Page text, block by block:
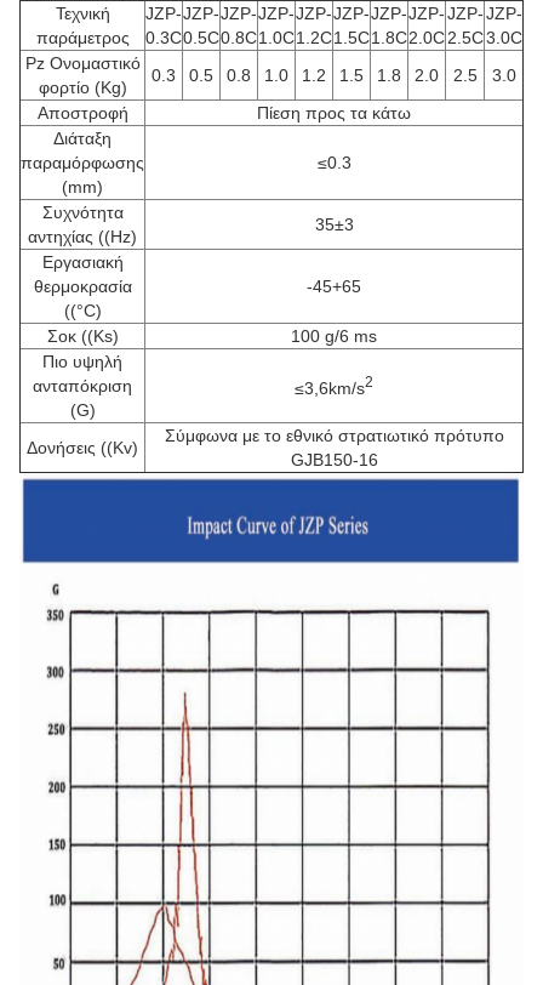
Τεχνική
παράμετρος
JZP-
0.3C
JZP-
0.5C
JZP-
0.8C
JZP-
1.0C
JZP-
1.2C
JZP-
1.5C
JZP-
1.8C
JZP-
2.0C
JZP-
2.5C
JZP-
3.0C
Pz Ονομαστικό
φορτίο (Kg)
0.3 0.5 0.8 1.0 1.2 1.5 1.8 2.0 2.5
3.0
Αποστροφή
Πίεση προς τα κάτω
Διάταξη
παραμόρφωσης
(mm)
≤0.3
Συχνότητα
αντηχίας ((Hz)
35±3
Εργασιακή
θερμοκρασία
((°C)
-45+65
Σοκ ((Ks)
100 g/6 ms
Πιο υψηλή
ανταπόκριση
(G)
≤3,6km/s2
Δονήσεις ((Kv)
Σύμφωνα με το εθνικό στρατιωτικό πρότυπο
GJB150-16